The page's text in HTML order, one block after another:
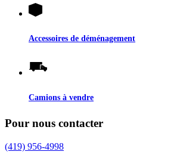
Accessoires de déménagement
Camions à vendre
Pour nous contacter
(419) 956-4998